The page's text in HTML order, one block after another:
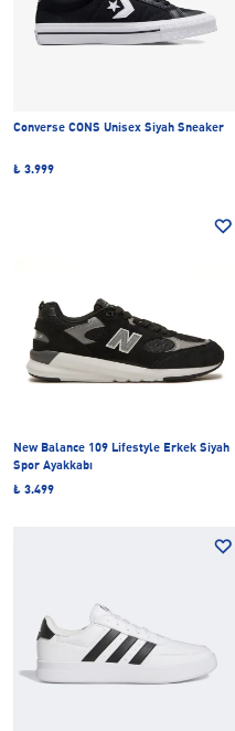
Converse CONS Unisex Siyah Sneaker
₺ 3.999
New Balance 109 Lifestyle Erkek Siyah
Spor Ayakkabı
₺ 3.499